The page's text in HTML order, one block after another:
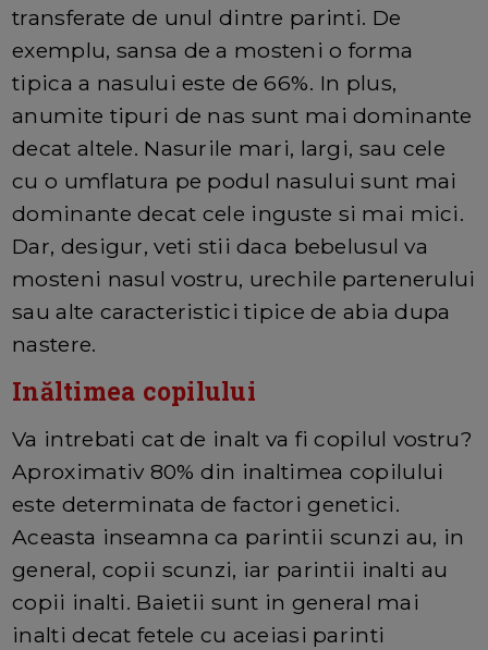
transferate de unul dintre parinti. De
exemplu, sansa de a mosteni o forma
tipica a nasului este de 66%. In plus,
anumite tipuri de nas sunt mai dominante
decat altele. Nasurile mari, largi, sau cele
cu o umflatura pe podul nasului sunt mai
dominante decat cele inguste si mai mici.
Dar, desigur, veti stii daca bebelusul va
mosteni nasul vostru, urechile partenerului
sau alte caracteristici tipice de abia dupa
nastere.
Inăltimea copilului
Va intrebati cat de inalt va fi copilul vostru?
Aproximativ 80% din inaltimea copilului
este determinata de factori genetici.
Aceasta inseamna ca parintii scunzi au, in
general, copii scunzi, iar parintii inalti au
copii inalti. Baietii sunt in general mai
inalti decat fetele cu aceiasi parinti